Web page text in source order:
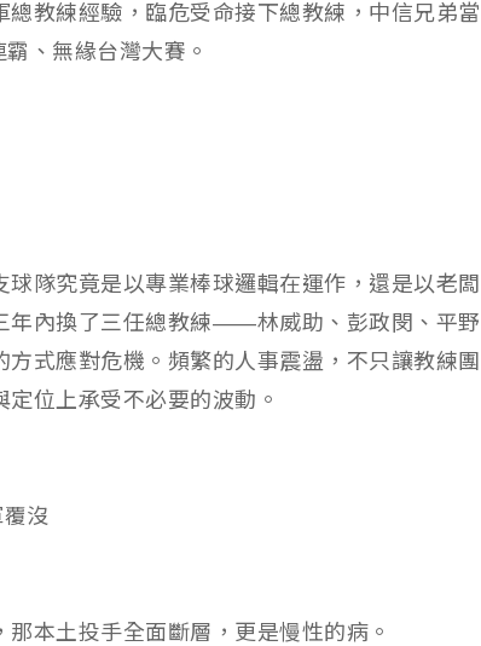
教練經驗，臨危受命接下總教練，中信兄弟當
、無緣台灣大賽。
球隊究竟是以專業棒球邏輯在運作，還是以老闆
年內換了三任總教練——林威助、彭政閔、平野
式應對危機。頻繁的人事震盪，不只讓教練團
位上承受不必要的波動。
沒
本土投手全面斷層，更是慢性的病。